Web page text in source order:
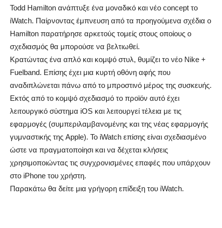
Todd Hamilton ανάπτυξε ένα μοναδικό και νέο concept το
iWatch. Παίρνοντας έμπνευση από τα προηγούμενα σχέδια ο
Hamilton παρατήρησε αρκετούς τομείς στους οποίους ο
σχεδιασμός θα μπορούσε να βελτιωθεί.
Κρατώντας ένα απλό και κομψό στυλ, θυμίζει το νέο Nike +
Fuelband. Επίσης έχει μια κυρτή οθόνη αφής που
αναδιπλώνεται πάνω από το μπροστινό μέρος της συσκευής.
Εκτός από το κομψό σχεδιασμό το προϊόν αυτό έχει
λειτουργικό σύστημα iOS και λειτουργεί τέλεια με τις
εφαρμογές (συμπεριλαμβανομένης και της νέας εφαρμογής
γυμναστικής της Apple). Το iWatch επίσης είναι σχεδιασμένο
ώστε να πραγματοποίησι και να δέχεται κλήσεις
χρησιμοποιώντας τις συγχρονισμένες επαφές που υπάρχουν
στο iPhone του χρήστη.
Παρακάτω θα δείτε μια γρήγορη επίδειξη του iWatch.